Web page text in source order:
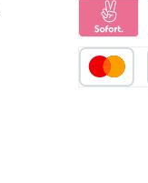
Sofort